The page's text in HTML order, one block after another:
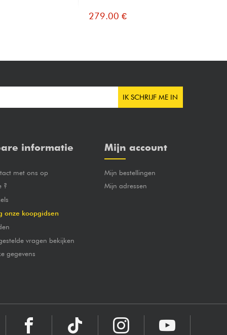
279.00 €
IK SCHRIJF ME IN
informatie
met ons op
?
onze koopgidsen
vragen bekijken
gegevens
Mijn account
Mijn bestellingen
Mijn adressen